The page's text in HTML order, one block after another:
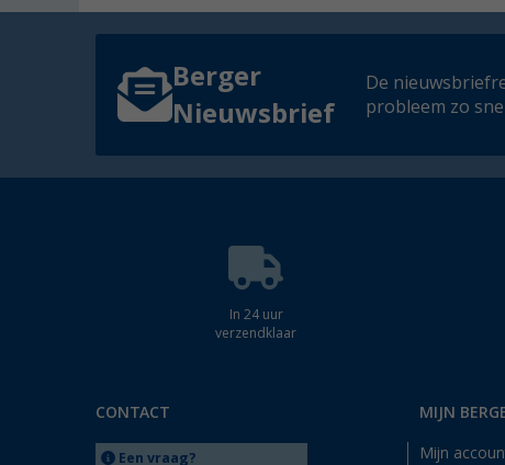
Berger
Nieuwsbrief
De
probleem zo
In 24 uur
verzendklaar
CONTACT
Een vraag?
MIJN
Mijn